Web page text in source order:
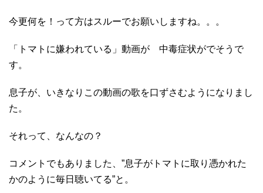
今更何を！って方はスルーでお願いしますね。。。
「トマトに嫌われている」動画が 中毒症状がでそうで
す。
息子が、いきなりこの動画の歌を口ずさむようになりまし
た。
それって、なんなの？
コメントでもありました、”息子がトマトに取り憑かれた
かのように毎日聴いてる”と。